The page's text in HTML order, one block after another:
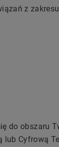
z
do obszaru
lub Cyfrową